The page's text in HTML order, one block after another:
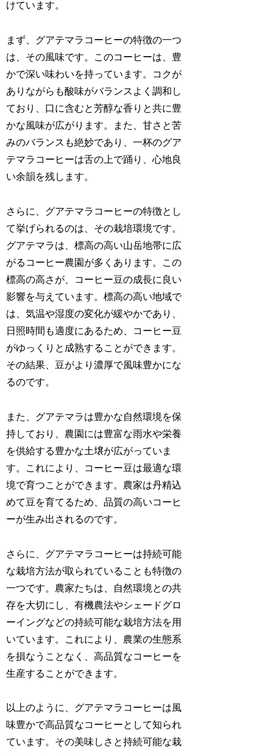
けています。
まず、グアテマラコーヒーの特徴の一つ
は、その風味です。このコーヒーは、豊
かで深い味わいを持っています。コクが
ありながらも酸味がバランスよく調和し
ており、口に含むと芳醇な香りと共に豊
かな風味が広がります。また、甘さと苦
みのバランスも絶妙であり、一杯のグア
テマラコーヒーは舌の上で踊り、心地良
い余韻を残します。
さらに、グアテマラコーヒーの特徴とし
て挙げられるのは、その栽培環境です。
グアテマラは、標高の高い山岳地帯に広
がるコーヒー農園が多くあります。この
標高の高さが、コーヒー豆の成長に良い
影響を与えています。標高の高い地域で
は、気温や湿度の変化が緩やかであり、
日照時間も適度にあるため、コーヒー豆
がゆっくりと成熟することができます。
その結果、豆がより濃厚で風味豊かにな
るのです。
また、グアテマラは豊かな自然環境を保
持しており、農園には豊富な雨水や栄養
を供給する豊かな土壌が広がっていま
す。これにより、コーヒー豆は最適な環
境で育つことができます。農家は丹精込
めて豆を育てるため、品質の高いコーヒ
ーが生み出されるのです。
さらに、グアテマラコーヒーは持続可能
な栽培方法が取られていることも特徴の
一つです。農家たちは、自然環境との共
存を大切にし、有機農法やシェードグロ
ーイングなどの持続可能な栽培方法を用
いています。これにより、農業の生態系
を損なうことなく、高品質なコーヒーを
生産することができます。
以上のように、グアテマラコーヒーは風
味豊かで高品質なコーヒーとして知られ
ています。その美味しさと持続可能な栽